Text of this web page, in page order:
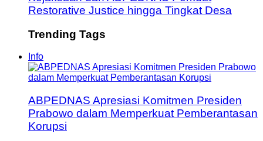
Restorative Justice hingga Tingkat Desa
Trending Tags
Info
ABPEDNAS Apresiasi Komitmen Presiden
Prabowo dalam Memperkuat Pemberantasan
Korupsi